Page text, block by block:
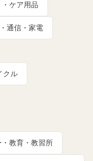
ケア用品
通信・家電
クル
教育・教習所